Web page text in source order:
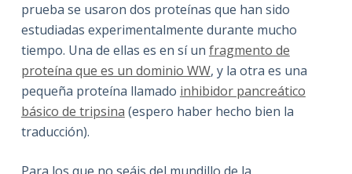
prueba se usaron dos proteínas que han sido
estudiadas experimentalmente durante mucho
tiempo. Una de ellas es en sí un fragmento de
proteína que es un dominio WW, y la otra es una
pequeña proteína llamado inhibidor pancreático
básico de tripsina (espero haber hecho bien la
traducción).